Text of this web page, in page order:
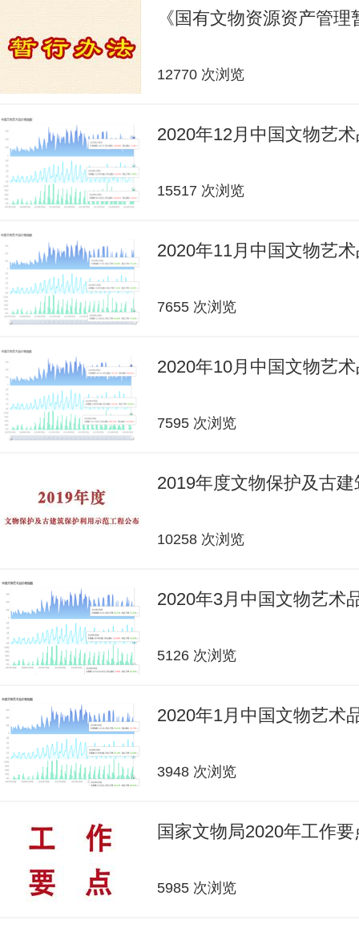
《国有文物资源资产管
12770 次浏览
2020年12月中国文物艺
15517 次浏览
2020年11月中国文物艺
7655 次浏览
2020年10月中国文物艺
7595 次浏览
2019年度文物保护及古
10258 次浏览
2020年3月中国文物艺术
5126 次浏览
2020年1月中国文物艺术
3948 次浏览
国家文物局2020年工作要
5985 次浏览